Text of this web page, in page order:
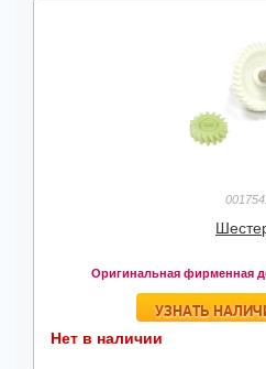
Оригинальная фирменная
УЗНАТЬ
Нет в наличии